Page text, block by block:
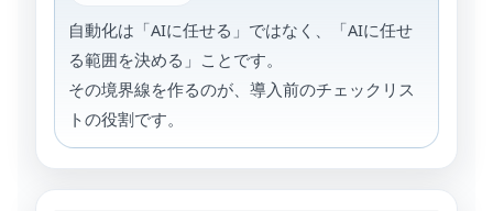
自動化は「AIに任せる」ではなく、「AIに任せ
る範囲を決める」ことです。
その境界線を作るのが、導入前のチェックリス
トの役割です。